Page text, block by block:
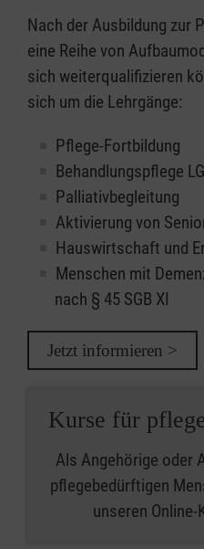
Nach der Ausbildung zur
eine Reihe von
sich weiterqualifizieren
sich um die Lehrgänge:
Pflege-Fortbildung
Behandlungspflege
Palliativbegleitung
Aktivierung von
Hauswirtschaft und
Menschen mit
nach § 45 SGB XI
Jetzt informieren >
Kurse für
Als Angehörige oder
pflegebedürftigen
unseren